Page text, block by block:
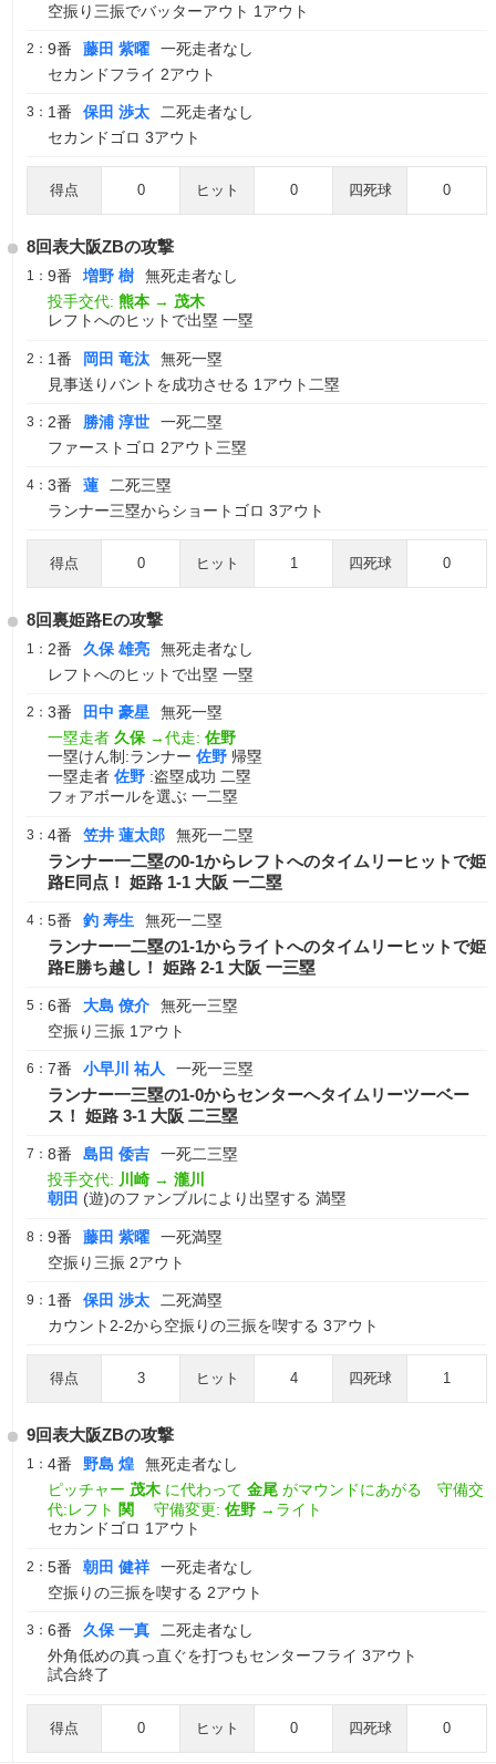
空振り三振でバッターアウト 1アウト
2： 9番 藤田 紫曜
一死走者なし
セカンドフライ 2アウト
3： 1番 保田 渉太
二死走者なし
セカンドゴロ 3アウト
得点 0 ヒット 0 四死球 0
8回表大阪ZBの攻撃
1： 9番 増野 樹
無死走者なし
投手交代: 熊本 → 茂木
レフトへのヒットで出塁 一塁
2： 1番 岡田 竜汰
無死一塁
見事送りバントを成功させる 1アウト二塁
3： 2番 勝浦 淳世
一死二塁
ファーストゴロ 2アウト三塁
4： 3番 蓮
二死三塁
ランナー三塁からショートゴロ 3アウト
得点 0 ヒット 1 四死球 0
8回裏姫路Eの攻撃
1： 2番 久保 雄亮
無死走者なし
レフトへのヒットで出塁 一塁
2： 3番 田中 豪星
無死一塁
一塁走者 久保 →代走: 佐野
一塁けん制:ランナー 佐野 帰塁
一塁走者 佐野 :盗塁成功 二塁
フォアボールを選ぶ 一二塁
3： 4番 笠井 蓮太郎 無死一二塁
ランナー一二塁の0-1からレフトへのタイムリーヒットで姫
路E同点！ 姫路 1-1 大阪 一二塁
4： 5番 釣 寿生 無死一二塁
ランナー一二塁の1-1からライトへのタイムリーヒットで姫
路E勝ち越し！ 姫路 2-1 大阪 一三塁
5： 6番 大島 僚介
無死一三塁
空振り三振 1アウト
6： 7番 小早川 祐人 一死一三塁
ランナー一三塁の1-0からセンターへタイムリーツーベー
ス！ 姫路 3-1 大阪 二三塁
7： 8番 島田 倭吉
一死二三塁
投手交代: 川崎 → 瀧川
朝田 (遊)のファンブルにより出塁する 満塁
8： 9番 藤田 紫曜
一死満塁
空振り三振 2アウト
9： 1番 保田 渉太
二死満塁
カウント2-2から空振りの三振を喫する 3アウト
得点 3 ヒット 4 四死球 1
9回表大阪ZBの攻撃
1： 4番 野島 煌
無死走者なし
ピッチャー 茂木 に代わって 金尾 がマウンドにあがる 守備交
代:レフト 関 守備変更: 佐野 →ライト
セカンドゴロ 1アウト
2： 5番 朝田 健祥
一死走者なし
空振りの三振を喫する 2アウト
3： 6番 久保 一真
二死走者なし
外角低めの真っ直ぐを打つもセンターフライ 3アウト
試合終了
得点 0 ヒット 0 四死球 0